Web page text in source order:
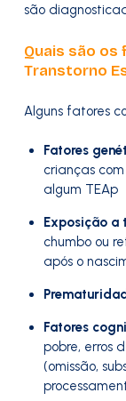
são
Quais são
Transtorno
Alguns fatores
Fatores
crianças
algum TEAp
Exposição a
chumbo ou
após o
Fatores
pobre, erros
(omissão,